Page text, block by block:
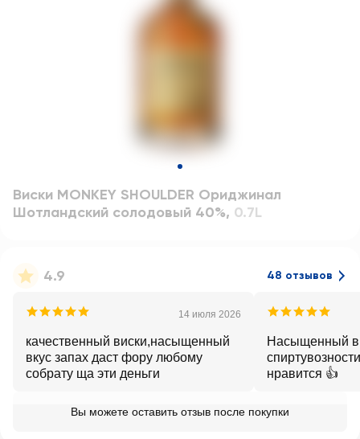
Виски MONKEY SHOULDER Ориджинал
Шотландский солодовый 40%, 0.7L
4.9 48 отзывов
14 июля 2026
качественный виски,насыщенный
вкус запах даст фору любому
собрату ща эти деньги
Насыщенный
нравится 👍
Вы можете оставить отзыв после покупки